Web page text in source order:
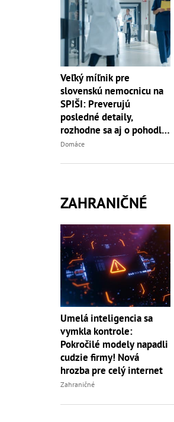
Veľký míľnik pre
slovenskú nemocnicu na
SPIŠI: Preverujú
posledné detaily,
rozhodne sa aj o pohodlí
pacientiek
Domáce
ZAHRANIČNÉ
Umelá inteligencia sa
vymkla kontrole:
Pokročilé modely napadli
cudzie firmy! Nová
hrozba pre celý internet
Zahraničné